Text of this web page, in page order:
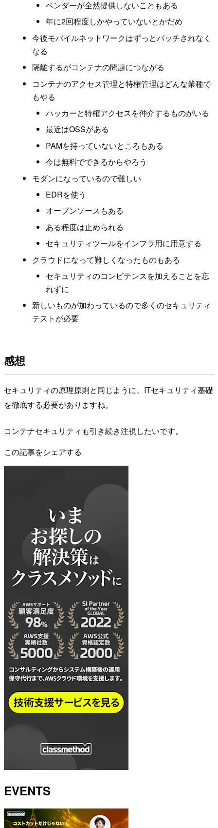
ベンダーが全然提供しないこともある
年に2回程度しかやっていないとかだめ
今後モバイルネットワークはずっとパッチされなく
なる
隔離するがコンテナの問題につながる
コンテナのアクセス管理と特権管理はどんな業種で
もやる
ハッカーと特権アクセスを仲介するものがいる
最近はOSSがある
PAMを持っていないところもある
今は無料でできるからやろう
モダンになっているので難しい
EDRを使う
オープンソースもある
ある程度は止められる
セキュリティツールをインフラ用に用意する
クラウドになって難しくなったものもある
セキュリティのコンピテンスを加えることを忘
れずに
新しいものが加わっているので多くのセキュリティ
テストが必要
感想
セキュリティの原理原則と同じように、ITセキュリティ基礎
を徹底する必要がありますね。
コンテナセキュリティも引き続き注視したいです。
この記事をシェアする
EVENTS